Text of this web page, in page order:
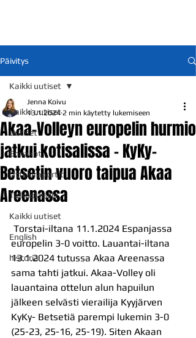
Päivitys
Kaikki uutiset
Uutiset
Ennakot
Otteluraportit
Talkoolaisille
Kaikki uutiset
English
historia
Kaikki uutiset
Akaa-Volleyn europelin hurmio
jatkui kotisalissa – KyKy-
Betsetin vuoro taipua Akaa
Areenassa
Jenna Koivu
13.1.2024 2 min käytetty lukemiseen
Torstai-iltana 11.1.2024 Espanjassa
europelin 3-0 voitto. Lauantai-iltana
13.1.2024 tutussa Akaa Areenassa
sama tahti jatkui. Akaa-Volley oli
lauantaina ottelun alun hapuilun
jälkeen selvästi vierailija Kyyjärven
KyKy- Betsetiä parempi lukemin 3-0
(25-23, 25-16, 25-19). Siten Akaan